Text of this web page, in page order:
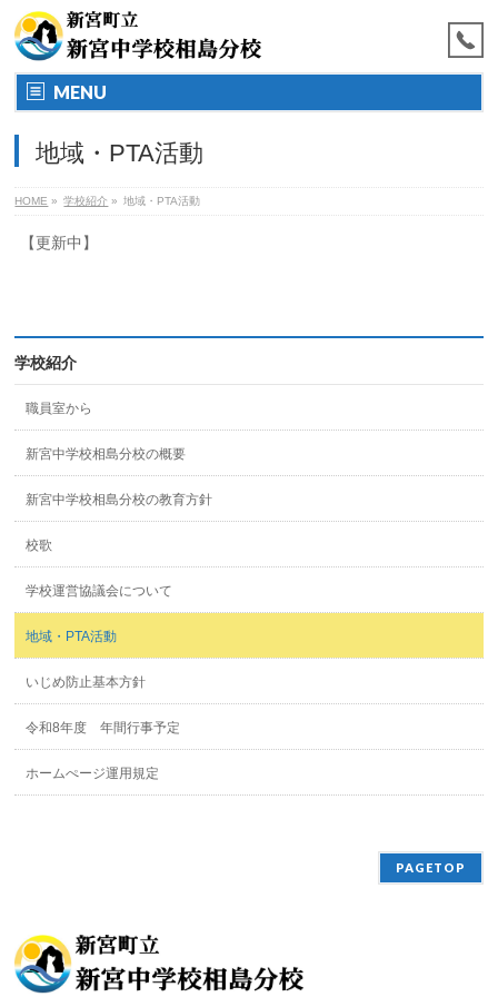
MENU
地域・PTA活動
HOME » 学校紹介 » 地域・PTA活動
【更新中】
学校紹介
職員室から
新宮中学校相島分校の概要
新宮中学校相島分校の教育方針
校歌
学校運営協議会について
地域・PTA活動
いじめ防止基本方針
令和8年度 年間行事予定
ホームぺージ運用規定
PAGETOP